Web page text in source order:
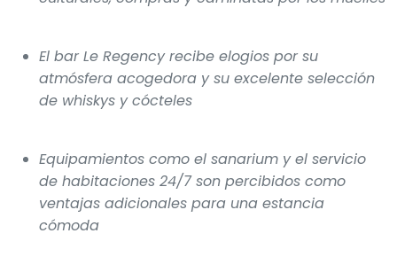
El bar Le Regency recibe elogios por su
atmósfera acogedora y su excelente selección
de whiskys y cócteles
Equipamientos como el sanarium y el servicio
de habitaciones 24/7 son percibidos como
ventajas adicionales para una estancia
cómoda